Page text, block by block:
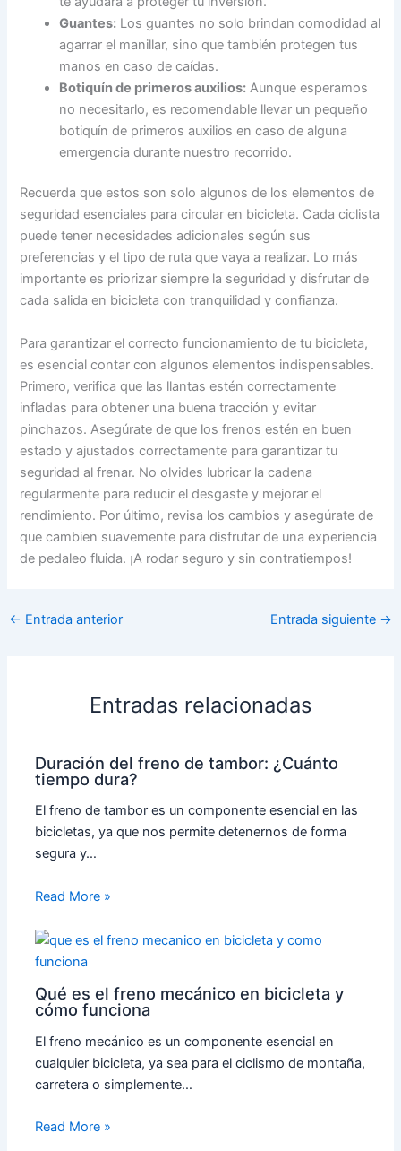
Guantes: Los guantes no solo brindan comodidad al
agarrar el manillar, sino que también protegen tus
manos en caso de caídas.
Botiquín de primeros auxilios: Aunque esperamos
no necesitarlo, es recomendable llevar un pequeño
botiquín de primeros auxilios en caso de alguna
emergencia durante nuestro recorrido.
Recuerda que estos son solo algunos de los elementos de
seguridad esenciales para circular en bicicleta. Cada ciclista
puede tener necesidades adicionales según sus
preferencias y el tipo de ruta que vaya a realizar. Lo más
importante es priorizar siempre la seguridad y disfrutar de
cada salida en bicicleta con tranquilidad y confianza.
Para garantizar el correcto funcionamiento de tu bicicleta,
es esencial contar con algunos elementos indispensables.
Primero, verifica que las llantas estén correctamente
infladas para obtener una buena tracción y evitar
pinchazos. Asegúrate de que los frenos estén en buen
estado y ajustados correctamente para garantizar tu
seguridad al frenar. No olvides lubricar la cadena
regularmente para reducir el desgaste y mejorar el
rendimiento. Por último, revisa los cambios y asegúrate de
que cambien suavemente para disfrutar de una experiencia
de pedaleo fluida. ¡A rodar seguro y sin contratiempos!
← Entrada anterior Entrada siguiente →
Entradas relacionadas
Duración del freno de tambor: ¿Cuánto
tiempo dura?
El freno de tambor es un componente esencial en las
bicicletas, ya que nos permite detenernos de forma
segura y…
Read More »
Qué es el freno mecánico en bicicleta y
cómo funciona
El freno mecánico es un componente esencial en
cualquier bicicleta, ya sea para el ciclismo de montaña,
carretera o simplemente…
Read More »